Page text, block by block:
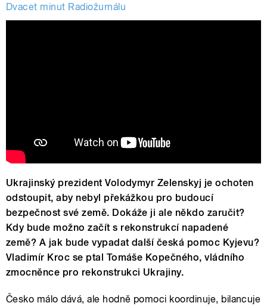
Dvacet minut Radiožurnálu
Ukrajinský prezident Volodymyr Zelenskyj je ochoten
odstoupit, aby nebyl překážkou pro budoucí
bezpečnost své země. Dokáže ji ale někdo zaručit?
Kdy bude možno začít s rekonstrukcí napadené
země? A jak bude vypadat další česká pomoc Kyjevu?
Vladimír Kroc se ptal Tomáše Kopečného, vládního
zmocněnce pro rekonstrukci Ukrajiny.
Česko málo dává, ale hodně pomoci koordinuje, bilancuje